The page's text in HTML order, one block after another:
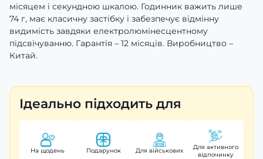
місяцем і секундною шкалою. Годинник важить лише
74 г, має класичну застібку і забезпечує відмінну
видимість завдяки електролюмінесцентному
підсвічуванню. Гарантія – 12 місяців. Виробництво –
Китай.
Ідеально підходить для
На щодень Подарунок Для військових
Для активного
відпочинку